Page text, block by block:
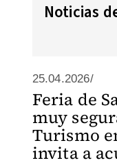
Noticias
25.04.2026/
Feria de
muy
Turismo
invita a